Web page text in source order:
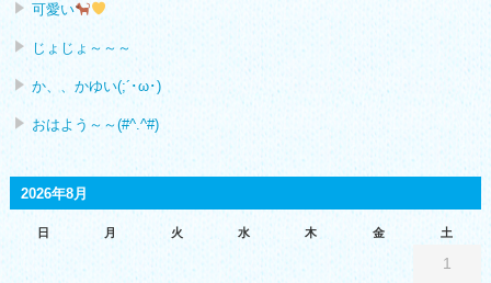
可愛い
じょじょ～～～
か、、かゆい(;´･ω･)
おはよう～～(#^.^#)
2026年8月
日 月 火 水 木 金 土
1